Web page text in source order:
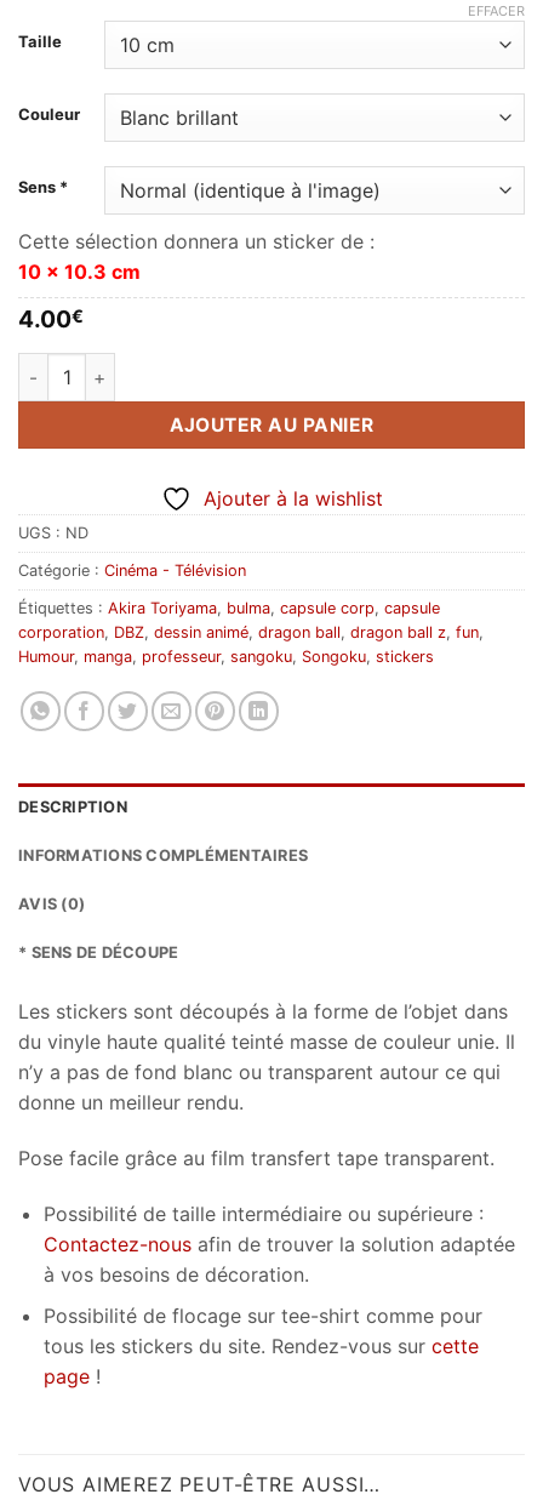
Taille
Couleur
Sens *
EFFACER
Cette sélection donnera un sticker de :
10 x 10.3 cm
4.00€
quantité de Capsule Corp
AJOUTER AU PANIER
Ajouter à la wishlist
UGS : ND
Catégorie : Cinéma - Télévision
Étiquettes : Akira Toriyama, bulma, capsule corp, capsule
corporation, DBZ, dessin animé, dragon ball, dragon ball z, fun,
Humour, manga, professeur, sangoku, Songoku, stickers
DESCRIPTION
INFORMATIONS COMPLÉMENTAIRES
AVIS (0)
* SENS DE DÉCOUPE
Les stickers sont découpés à la forme de l’objet dans
du vinyle haute qualité teinté masse de couleur unie. Il
n’y a pas de fond blanc ou transparent autour ce qui
donne un meilleur rendu.
Pose facile grâce au film transfert tape transparent.
Possibilité de taille intermédiaire ou supérieure :
Contactez-nousafin de trouver la solution adaptée
à vos besoins de décoration.
Possibilité de flocage sur tee-shirt comme pour
tous les stickers du site. Rendez-vous sur cette
page!
VOUS AIMEREZ PEUT-ÊTRE AUSSI…